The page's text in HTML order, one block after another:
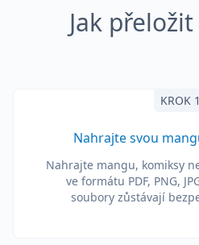
Jak
KROK 1
Nahrajte svou
Nahrajte mangu, komiksy
ve formátu PDF, PNG,
soubory zůstávají